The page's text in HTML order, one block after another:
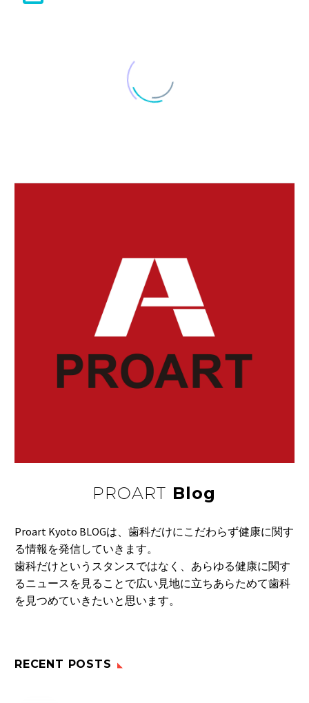
28 8月 2023
＜熊本地震＞人工透析
医療機関
日本透析医会は、熊本
県を中心とする一連
16 4月 2016
スマホで薬を宅配
ＩＴベンチャー「ミナ
カラ」は、患者がス
マ…
12 11月 2016
爪に白い半月がありま
すか？
爪のしたの部分に白い
17 2月 2016
05 3月 2025
太りやすい方は、体重
に比例して中性脂肪
も…
05 8月 2019
夜盲症を防ごう
ビタミンＡは夜盲症の
予防になります。 暗…
19 3月 2022
歯並びを気にする人は
白ワインを飲ん
PROART Blog
Proart Kyoto BLOGは、歯科だけにこだわらず健康に関す
る情報を発信していきます。
歯科だけというスタンスではなく、あらゆる健康に関す
るニュースを見ることで広い見地に立ちあらためて歯科
を見つめていきたいと思います。
RECENT POSTS